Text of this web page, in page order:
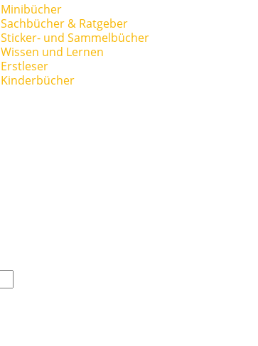
Minibücher
Sachbücher & Ratgeber
Sticker- und Sammelbücher
Wissen und Lernen
Erstleser
Kinderbücher